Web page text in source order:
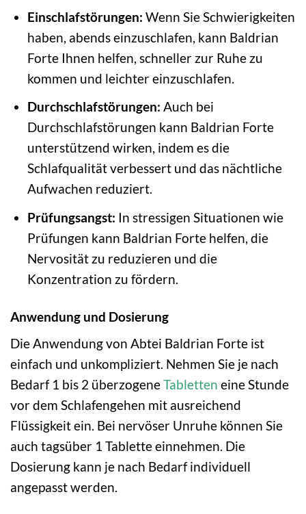
Einschlafstörungen: Wenn Sie Schwierigkeiten
haben, abends einzuschlafen, kann Baldrian
Forte Ihnen helfen, schneller zur Ruhe zu
kommen und leichter einzuschlafen.
Durchschlafstörungen: Auch bei
Durchschlafstörungen kann Baldrian Forte
unterstützend wirken, indem es die
Schlafqualität verbessert und das nächtliche
Aufwachen reduziert.
Prüfungsangst: In stressigen Situationen wie
Prüfungen kann Baldrian Forte helfen, die
Nervosität zu reduzieren und die
Konzentration zu fördern.
Anwendung und Dosierung
Die Anwendung von Abtei Baldrian Forte ist
einfach und unkompliziert. Nehmen Sie je nach
Bedarf 1 bis 2 überzogeneTabletten eine Stunde
vor dem Schlafengehen mit ausreichend
Flüssigkeit ein. Bei nervöser Unruhe können Sie
auch tagsüber 1 Tablette einnehmen. Die
Dosierung kann je nach Bedarf individuell
angepasst werden.